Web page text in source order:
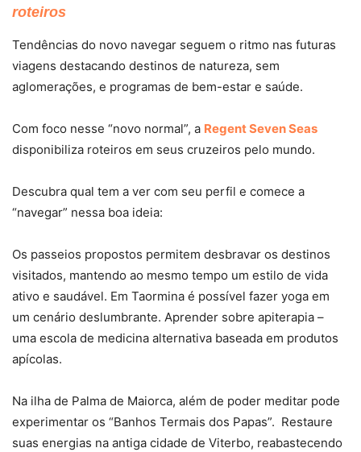
roteiros
Tendências do novo navegar seguem o ritmo nas futuras
viagens destacando destinos de natureza, sem
aglomerações, e programas de bem-estar e saúde.
Com foco nesse “novo normal”, a Regent Seven Seas
disponibiliza roteiros em seus cruzeiros pelo mundo.
Descubra qual tem a ver com seu perfil e comece a
“navegar” nessa boa ideia:
Os passeios propostos permitem desbravar os destinos
visitados, mantendo ao mesmo tempo um estilo de vida
ativo e saudável. Em Taormina é possível fazer yoga em
um cenário deslumbrante. Aprender sobre apiterapia –
uma escola de medicina alternativa baseada em produtos
apícolas.
Na ilha de Palma de Maiorca, além de poder meditar pode
experimentar os “Banhos Termais dos Papas”. Restaure
suas energias na antiga cidade de Viterbo, reabastecendo